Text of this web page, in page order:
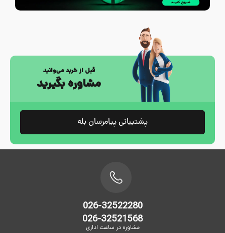
قبل از خرید می‌وانید
مشاوره بگیرید
پشتیبانی پیامرسان بله
026-32522280
026-32521568
مشاوره در ساعت اداری